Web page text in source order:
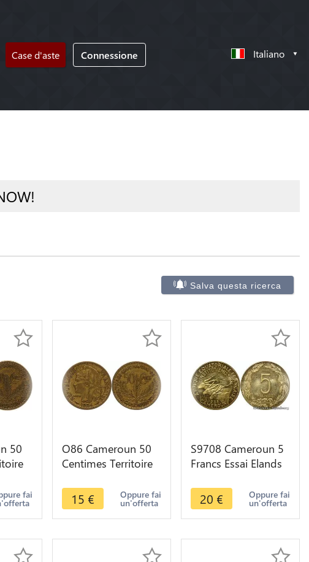
Case d'aste Connessione Italiano
Salva questa ricerca
50
fai
O86 Cameroun 50
Centimes Territoire
> Make offer
15 € Oppure fai
un'offerta
S9708 Cameroun 5
Francs Essai Elands
Faire Offre
20 € Oppure fai
un'offerta